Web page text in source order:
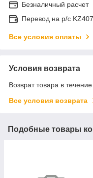
Безналичный расчет
Перевод на р/с
Все условия оплаты
Условия возврата
Возврат товара в
Все условия возврата
Подобные товары